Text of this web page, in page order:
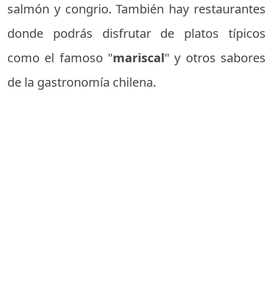
salmón y congrio. También hay restaurantes
donde podrás disfrutar de platos típicos
como el famoso "mariscal" y otros sabores
de la gastronomía chilena.